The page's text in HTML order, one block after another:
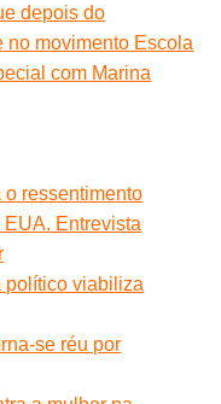
depois do
no movimento Escola
com Marina
o ressentimento
Entrevista
político viabiliza
se réu por